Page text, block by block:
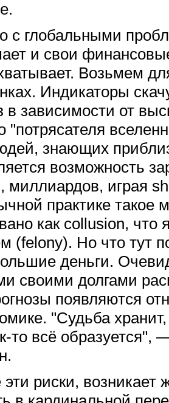
с глобальными
и свои
Возьмем
Индикаторы
в зависимости от
"потрясателя
знающих
возможность
миллиардов, играя
практике такое
как collusion, что
(felony). Но что тут
деньги.
своими долгами
появляются
"Судьба
то всё
риски, возникает